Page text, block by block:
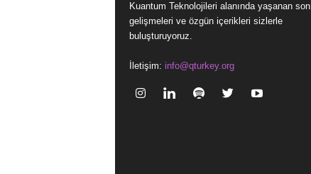
Kuantum Teknolojileri alanında yaşanan son
gelişmeleri ve özgün içerikleri sizlerle
buluşturuyoruz.
İletişim: info@qturkey.org